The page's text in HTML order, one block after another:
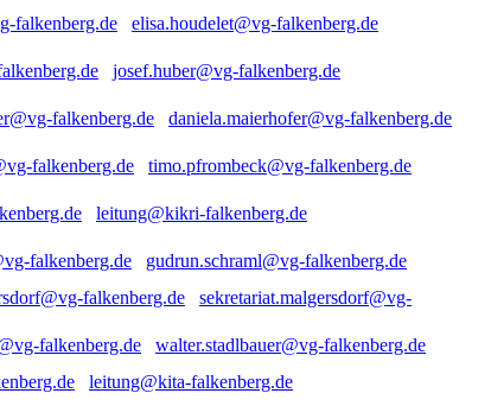
elisa.houdelet@vg-falkenberg.de
josef.huber@vg-falkenberg.de
daniela.maierhofer@vg-falkenberg.de
timo.pfrombeck@vg-falkenberg.de
leitung@kikri-falkenberg.de
gudrun.schraml@vg-falkenberg.de
sekretariat.malgersdorf@vg-
walter.stadlbauer@vg-falkenberg.de
leitung@kita-falkenberg.de